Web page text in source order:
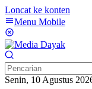
Loncat ke konten
Menu Mobile
Senin, 10 Agustus